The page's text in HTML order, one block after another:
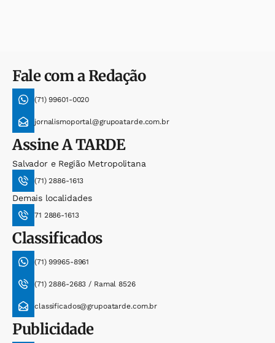
Fale com a Redação
(71) 99601-0020
jornalismoportal@grupoatarde.com.br
AssineA TARDE
Salvador e Região Metropolitana
(71) 2886-1613
Demais localidades
71 2886-1613
Classificados
(71) 99965-8961
(71) 2886-2683 / Ramal 8526
classificados@grupoatarde.com.br
Publicidade